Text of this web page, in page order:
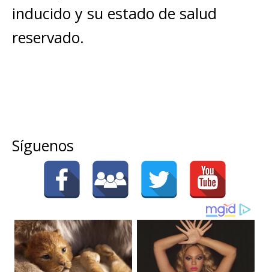
inducido y su estado de salud
reservado.
Síguenos